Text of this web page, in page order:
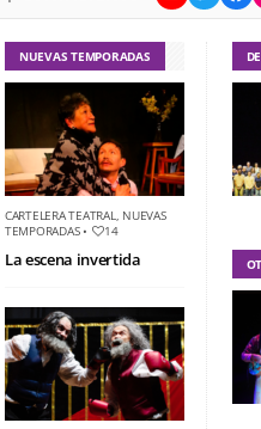
NUEVAS TEMPORADAS
CARTELERA TEATRAL, NUEVAS
TEMPORADAS• 14
La escena invertida